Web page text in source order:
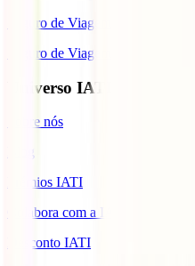
Seguro de Viagem para Tailândia
Seguro de Viagem para Cabo
Universo IATI
Sobre nós
Prémios IATI
Colabora com a IATI
Desconto IATI